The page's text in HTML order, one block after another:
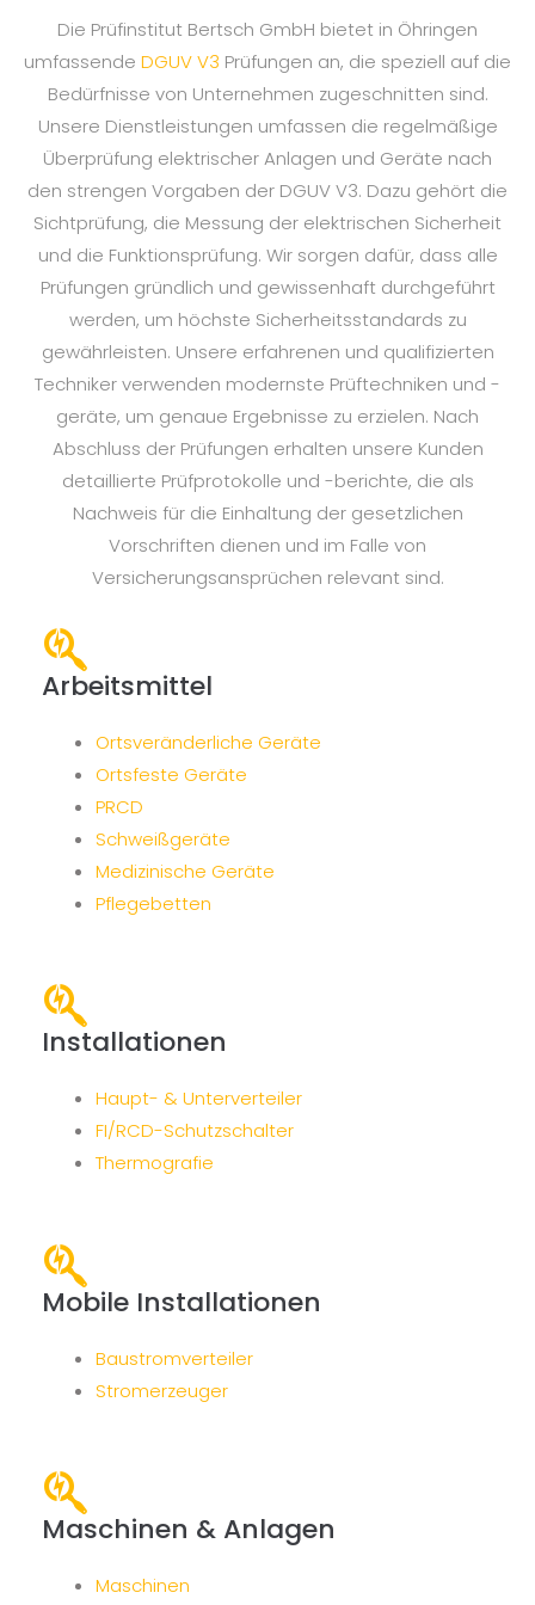
Die Prüfinstitut Bertsch GmbH bietet in Öhringen
umfassende DGUV V3 Prüfungen an, die speziell auf die
Bedürfnisse von Unternehmen zugeschnitten sind.
Unsere Dienstleistungen umfassen die regelmäßige
Überprüfung elektrischer Anlagen und Geräte nach
den strengen Vorgaben der DGUV V3. Dazu gehört die
Sichtprüfung, die Messung der elektrischen Sicherheit
und die Funktionsprüfung. Wir sorgen dafür, dass alle
Prüfungen gründlich und gewissenhaft durchgeführt
werden, um höchste Sicherheitsstandards zu
gewährleisten. Unsere erfahrenen und qualifizierten
Techniker verwenden modernste Prüftechniken und -
geräte, um genaue Ergebnisse zu erzielen. Nach
Abschluss der Prüfungen erhalten unsere Kunden
detaillierte Prüfprotokolle und -berichte, die als
Nachweis für die Einhaltung der gesetzlichen
Vorschriften dienen und im Falle von
Versicherungsansprüchen relevant sind.
Arbeitsmittel
Ortsveränderliche Geräte
Ortsfeste Geräte
PRCD
Schweißgeräte
Medizinische Geräte
Pflegebetten
Installationen
Haupt- & Unterverteiler
FI/RCD-Schutzschalter
Thermografie
Mobile Installationen
Baustromverteiler
Stromerzeuger
Maschinen & Anlagen
Maschinen